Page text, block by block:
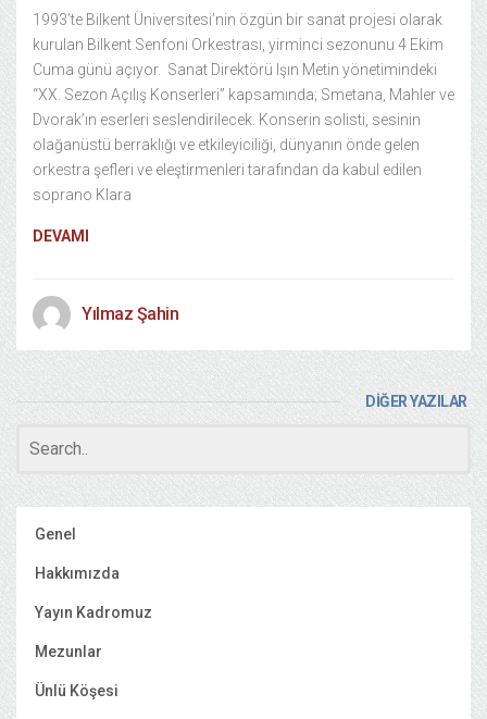
1993’te Bilkent Üniversitesi’nin özgün bir sanat projesi olarak
kurulan Bilkent Senfoni Orkestrası, yirminci sezonunu 4 Ekim
Cuma günü açıyor. Sanat Direktörü Işın Metin yönetimindeki
“XX. Sezon Açılış Konserleri” kapsamında; Smetana, Mahler ve
Dvorak’ın eserleri seslendirilecek. Konserin solisti, sesinin
olağanüstü berraklığı ve etkileyiciliği, dünyanın önde gelen
orkestra şefleri ve eleştirmenleri tarafından da kabul edilen
soprano Klara
DEVAMI
Yılmaz Şahin
DİĞER YAZILAR
Genel
Hakkımızda
Yayın Kadromuz
Mezunlar
Ünlü Köşesi